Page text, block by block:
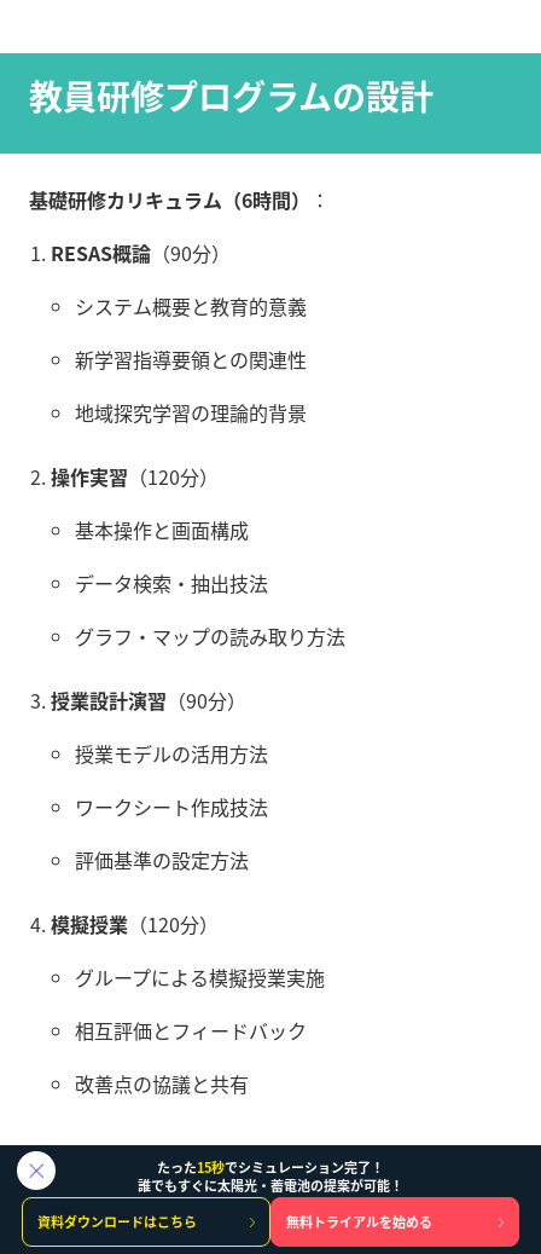
教員研修プログラムの設計
基礎研修カリキュラム（6時間）
：
RESAS概論 （90分）
システム概要と教育的意義
新学習指導要領との関連性
地域探究学習の理論的背景
操作実習 （120分）
基本操作と画面構成
データ検索・抽出技法
グラフ・マップの読み取り方法
授業設計演習 （90分）
授業モデルの活用方法
ワークシート作成技法
評価基準の設定方法
模擬授業 （120分）
グループによる模擬授業実施
相互評価とフィードバック
改善点の協議と共有
技術的要件と環境構築
たった15秒でシミュレーション完了！
誰でもすぐに太陽光・蓄電池の提案が可能！
資料ダウンロードはこちら
無料トライアルを始める